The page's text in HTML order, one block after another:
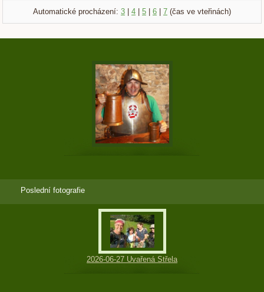
Automatické procházení: 3 | 4 | 5 | 6 | 7 (čas ve vteřinách)
Poslední fotografie
2026-06-27 Uvařená Střela